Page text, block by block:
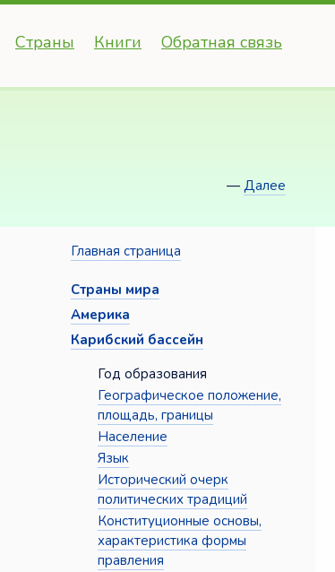
Страны Книги Обратная связь
— Далее
Главная страница
Страны мира
Америка
Карибский бассейн
Год образования
Географическое положение,
площадь, границы
Население
Язык
Исторический очерк
политических традиций
Конституционные основы,
характеристика формы
правления